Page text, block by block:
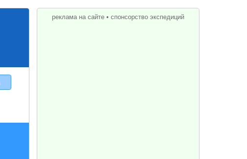
реклама на сайте• спонсорство экспедиций